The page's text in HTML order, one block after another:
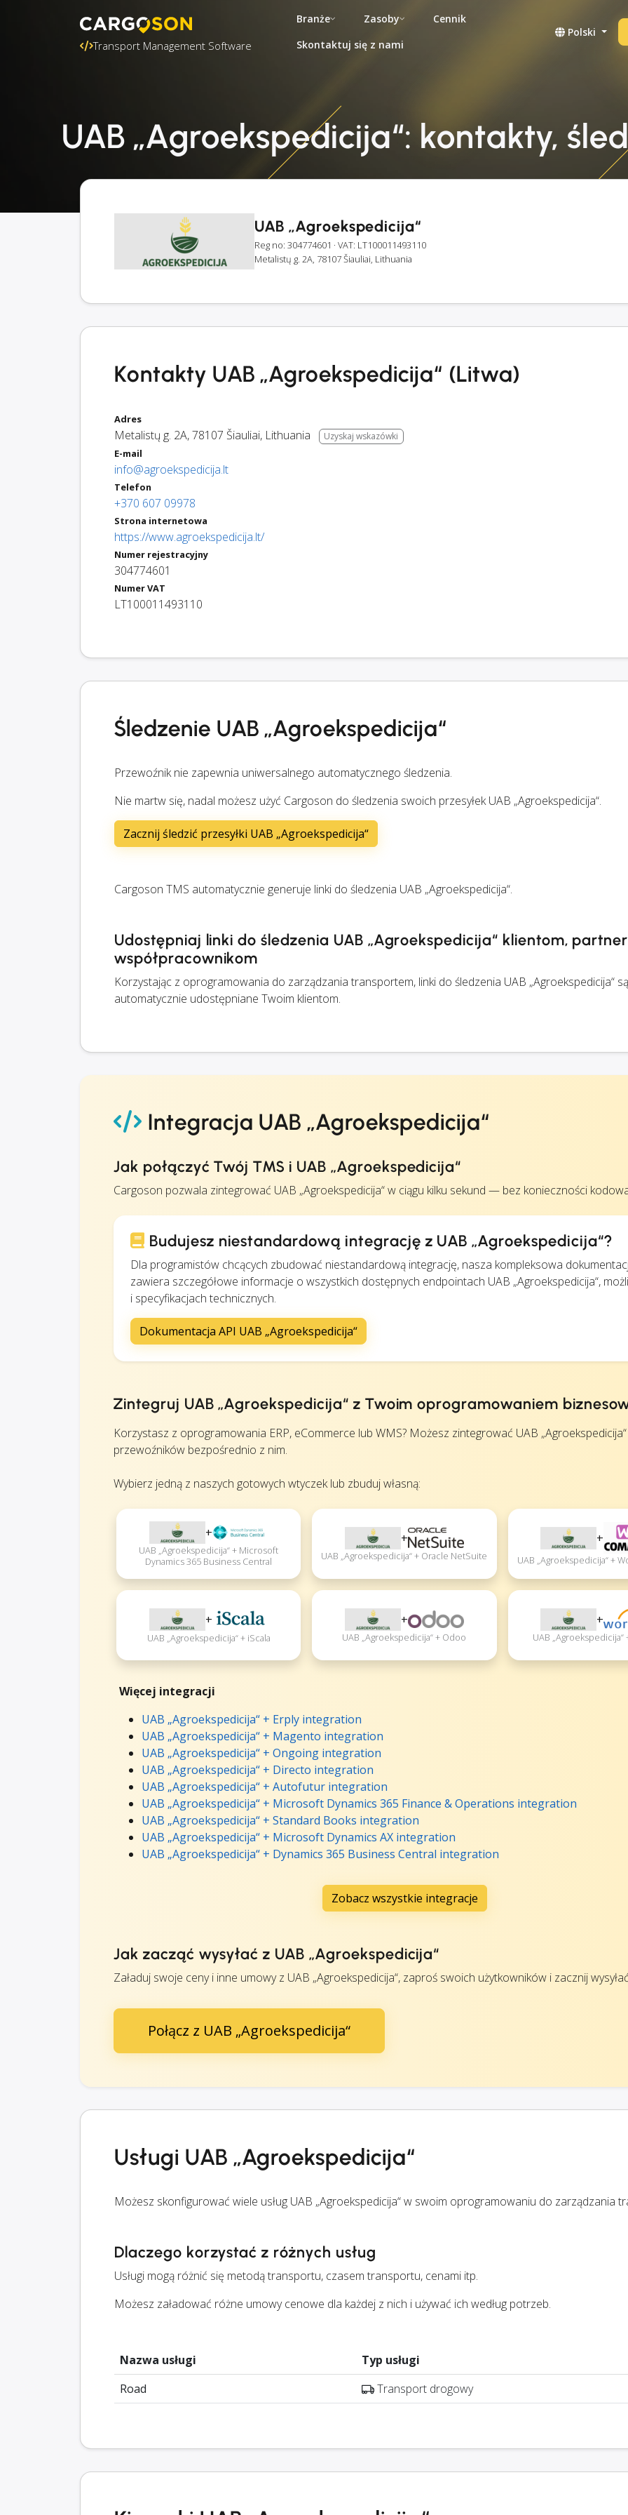
Transport Management Software
Branże Zasoby
Cennik
Skontaktuj się z nami
Polski
UAB „Agroekspedicija“: kontakty,
UAB „Agroekspedicija“
Reg no: 304774601 · VAT: LT100011493110
Metalistų g. 2A, 78107 Šiauliai, Lithuania
Kontakty UAB „Agroekspedicija“ (Litwa)
Adres
Metalistų g. 2A,78107 Šiauliai, Lithuania Uzyskaj wskazówki
E-mail
info@agroekspedicija.lt
Telefon
+370 607 09978
Strona internetowa
https://www.agroekspedicija.lt/
Numer rejestracyjny
304774601
Numer VAT
LT100011493110
Śledzenie UAB „Agroekspedicija“
Przewoźnik nie zapewnia uniwersalnego automatycznego śledzenia.
Nie martw się, nadal możesz użyć Cargoson do śledzenia swoich przesyłek UAB „Agroekspedicija“.
Zacznij śledzić przesyłki UAB „Agroekspedicija“
Cargoson TMS automatycznie generuje linki do śledzenia UAB „Agroekspedicija“.
Udostępniaj linki do śledzenia UAB „Agroekspedicija“ klientom,
współpracownikom
Korzystając z oprogramowania do zarządzania transportem, linki do śledzenia UAB „Agroekspedicija“ są
automatycznie udostępniane Twoim klientom.
Integracja UAB „Agroekspedicija“
Jak połączyć Twój TMS i UAB „Agroekspedicija“
Cargoson pozwala zintegrować UAB „Agroekspedicija“ w ciągu kilku sekund — bez konieczności
Budujesz niestandardową integrację z UAB „Agroekspedicija“?
Dla programistów chcących zbudować niestandardową integrację, nasza kompleksowa
zawiera szczegółowe informacje o wszystkich dostępnych endpointach UAB „Agroekspedicija“,
i specyfikacjach technicznych.
Dokumentacja API UAB „Agroekspedicija“
Zintegruj UAB „Agroekspedicija“ z Twoim oprogramowaniem
Korzystasz z oprogramowania ERP, eCommerce lub WMS? Możesz zintegrować UAB
przewoźników bezpośrednio z nim.
Wybierz jedną z naszych gotowych wtyczek lub zbuduj własną:
+
UAB „Agroekspedicija“ + Microsoft
Dynamics 365 Business Central
+
UAB „Agroekspedicija“ + Oracle NetSuite
+
UAB „Agroekspedicija“ +
+
UAB „Agroekspedicija“ + iScala
+
UAB „Agroekspedicija“ + Odoo
+
UAB „Agroekspedicija“
Więcej integracji
UAB „Agroekspedicija“ + Erply integration
UAB „Agroekspedicija“ + Magento integration
UAB „Agroekspedicija“ + Ongoing integration
UAB „Agroekspedicija“ + Directo integration
UAB „Agroekspedicija“ + Autofutur integration
UAB „Agroekspedicija“ + Microsoft Dynamics 365 Finance & Operations integration
UAB „Agroekspedicija“ + Standard Books integration
UAB „Agroekspedicija“ + Microsoft Dynamics AX integration
UAB „Agroekspedicija“ + Dynamics 365 Business Central integration
Zobacz wszystkie integracje
Jak zacząć wysyłać z UAB „Agroekspedicija“
Załaduj swoje ceny i inne umowy z UAB „Agroekspedicija“, zaproś swoich użytkowników i zacznij
Połącz z UAB „Agroekspedicija“
Usługi UAB „Agroekspedicija“
Możesz skonfigurować wiele usług UAB „Agroekspedicija“ w swoim oprogramowaniu do zarządzania
Dlaczego korzystać z różnych usług
Usługi mogą różnić się metodą transportu, czasem transportu, cenami itp.
Możesz załadować różne umowy cenowe dla każdej z nich i używać ich według potrzeb.
Nazwa usługi
Typ usługi
Road
Transport drogowy